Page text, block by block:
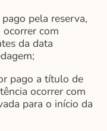
pela reserva,
ocorrer com
da data
pago a título de
ocorrer com
para o início da